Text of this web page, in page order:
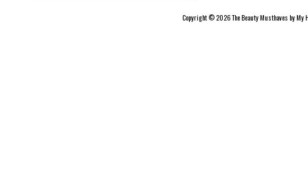
Copyright © 2026 The Beauty Musthaves by My